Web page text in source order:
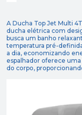
A Ducha Top Jet Multi
ducha elétrica com
busca um banho
temperatura pré-
a dia, economizando
espalhador oferece
do corpo,